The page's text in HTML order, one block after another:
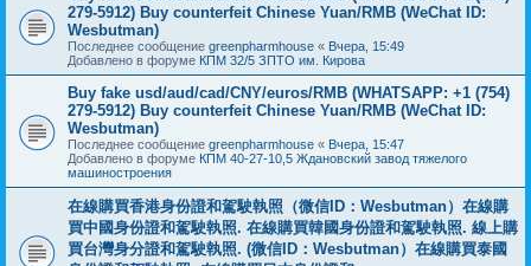
279-5912) Buy counterfeit Chinese Yuan/RMB (WeChat ID:
Wesbutman)
Последнее сообщение greenpharmhouse « Вчера, 15:49
Добавлено в форуме КПМ 32/5 ЗПТО им. Кирова
Buy fake usd/aud/cad/CNY/euros/RMB (WHATSAPP: +1 (754)
279-5912) Buy counterfeit Chinese Yuan/RMB (WeChat ID:
Wesbutman)
Последнее сообщение greenpharmhouse « Вчера, 15:47
Добавлено в форуме КПМ 40-27-10,5 Ждановский завод тяжелого
машиностроения
在線購買香港身份證和駕駛執照（微信ID：Wesbutman）在線購
買中國身份證和駕駛執照. 在線購買韓國身份證和駕駛執照. 線上購
買台灣身分證和駕駛執照. (微信ID：Wesbutman）在線購買泰國